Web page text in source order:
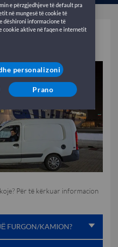
Për të kërkuar informacion
FURGON/KAMION?
e përzgjedhjeve të default pra
në mungesë të cookie të
dëshironi informacione të
cookie aktive në faqen e internetit
personalizoni
Prano